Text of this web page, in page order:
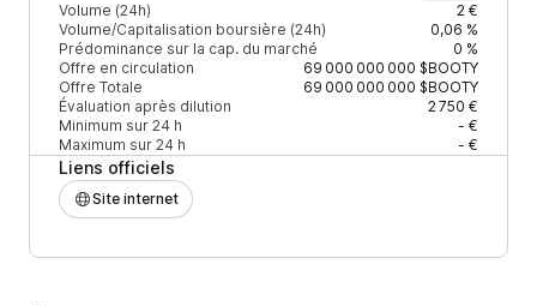
Volume (24h)
2 €
Volume/Capitalisation boursière (24h)
0,06 %
Prédominance sur la cap. du marché
0 %
Offre en circulation
69 000 000 000 $BOOTY
Offre Totale
69 000 000 000 $BOOTY
Évaluation après dilution
2 750 €
Minimum sur 24 h
- €
Maximum sur 24 h
- €
Liens officiels
Site internet